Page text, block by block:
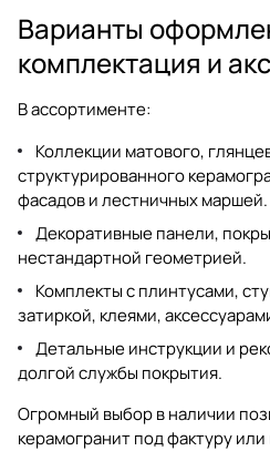
Варианты
комплектация и
В ассортименте:
Коллекции матового,
структурированного
фасадов и лестничных маршей.
Декоративные панели,
нестандартной геометрией.
Комплекты с плинтусами,
затиркой, клеями,
Детальные инструкции и
долгой службы покрытия.
Огромный выбор в наличии
керамогранит подфактуру